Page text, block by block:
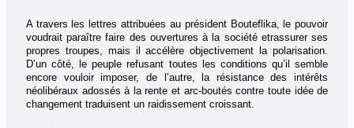
A travers les lettres attribuées au président Bouteflika, le pouvoir
voudrait paraître faire des ouvertures à la société etrassurer ses
propres troupes, mais il accélère objectivement la polarisation.
D’un côté, le peuple refusant toutes les conditions qu’il semble
encore vouloir imposer, de l’autre, la résistance des intérêts
néolibéraux adossés à la rente et arc-boutés contre toute idée de
changement traduisent un raidissement croissant.